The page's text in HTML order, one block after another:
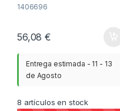
1406696
56,08€
Entrega estimada - 11 - 13
de Agosto
8 artículos en stock